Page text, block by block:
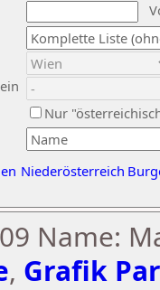
Nur
Niederösterreich
Name:
, Grafik